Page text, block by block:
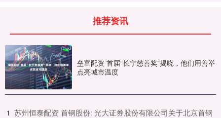
推荐资讯
垒富配资 首届“长宁慈善奖”揭晓，他们用善举
点亮城市温度
1 ​苏州恒泰配资 首钢股份: 光大证券股份有限公司关于北京首钢